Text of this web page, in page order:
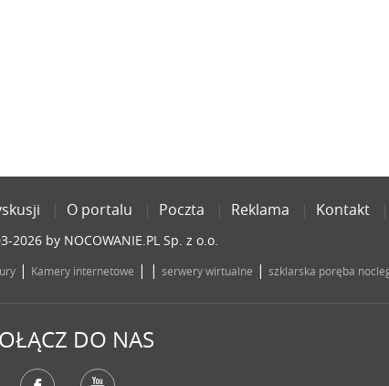
O portalu Poczta Reklama Kontakt
2026 by NOCOWANIE.PL Sp. z o.o.
| Kamery internetowe | | serwery wirtualne | szklarska poręba
DO NAS